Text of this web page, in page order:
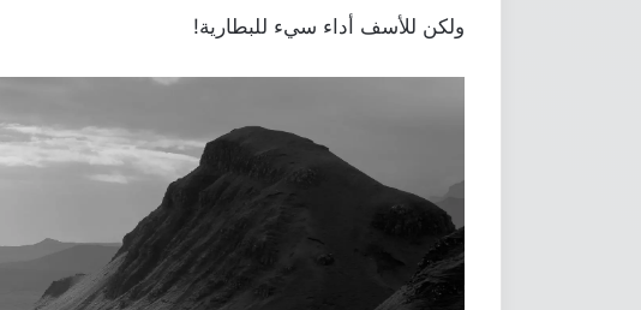
ولكن للأسف أداء سيء للبطارية!